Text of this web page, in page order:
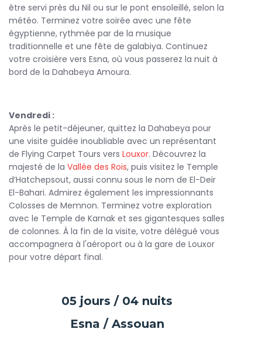
être servi près du Nil ou sur le pont ensoleillé, selon la
météo. Terminez votre soirée avec une fête
égyptienne, rythmée par de la musique
traditionnelle et une fête de galabiya. Continuez
votre croisière vers Esna, où vous passerez la nuit à
bord de la Dahabeya Amoura.
Vendredi :
Après le petit-déjeuner, quittez la Dahabeya pour
une visite guidée inoubliable avec un représentant
de Flying Carpet Tours vers Louxor. Découvrez la
majesté de la Vallée des Rois, puis visitez le Temple
d’Hatchepsout, aussi connu sous le nom de El-Deir
El-Bahari. Admirez également les impressionnants
Colosses de Memnon. Terminez votre exploration
avec le Temple de Karnak et ses gigantesques salles
de colonnes. À la fin de la visite, votre délégué vous
accompagnera à l'aéroport ou à la gare de Louxor
pour votre départ final.
05 jours / 04 nuits
Esna / Assouan